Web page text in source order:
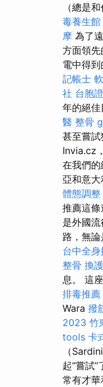
（總是
毒養生館
摩 為了
方面領
電中得
記帳士
社 台胞證
年的絕佳
醫 整骨
甚至嘗
Invia.cz
在我們
亞和意大
體態調整
推薦這條
是外國
路，無
台中全
整骨 換
息。 這
排毒推薦
Wara 撥
2023 竹
tools 卡
（
起“嘗試
常有才華